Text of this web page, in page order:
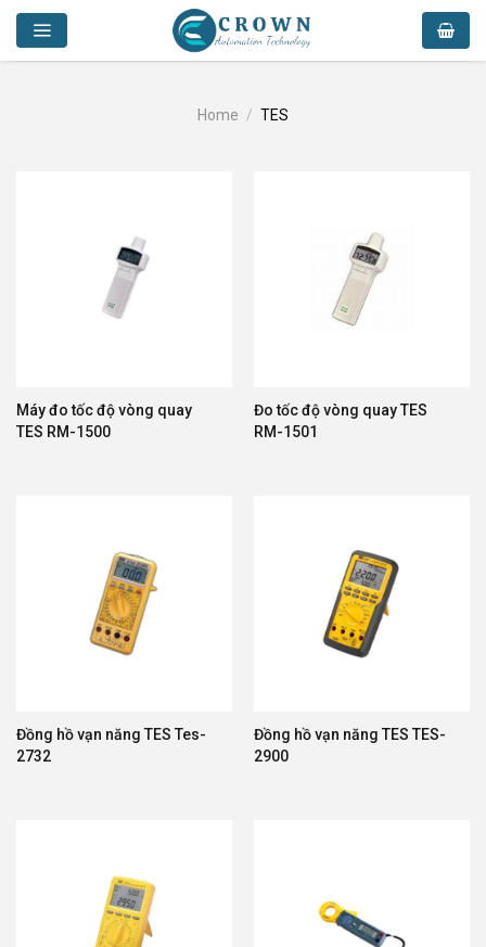
Skip
content
Home / TES
Máy đo tốc độ vòng quay
TES RM-1500
Đo tốc độ vòng quay TES
RM-1501
Đồng hồ vạn năng TES Tes-
2732
Đồng hồ vạn năng TES TES-
2900